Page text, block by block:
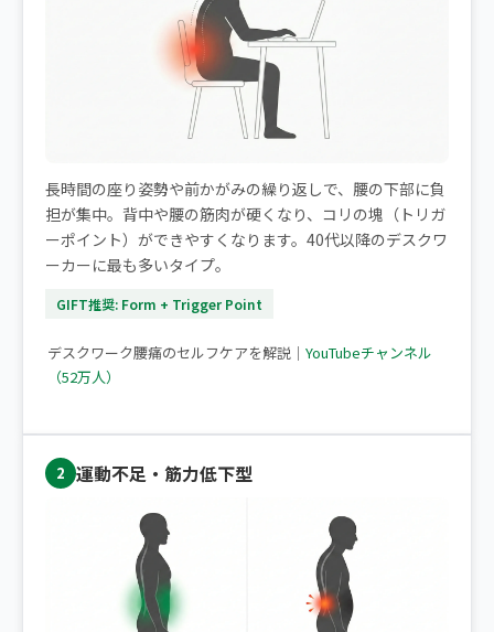
長時間の座り姿勢や前かがみの繰り返しで、腰の下部に負
担が集中。背中や腰の筋肉が硬くなり、コリの塊（トリガ
ーポイント）ができやすくなります。40代以降のデスクワ
ーカーに最も多いタイプ。
GIFT推奨: Form + Trigger Point
▶ デスクワークで腰痛になりやすい方へ
デスクワーク腰痛のセルフケアを解説｜ YouTubeチャンネル
（52万人）
2 運動不足・筋力低下型